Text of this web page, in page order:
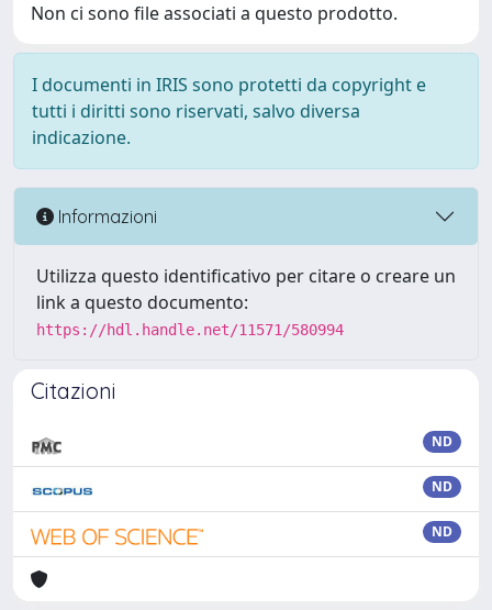
Non ci sono file associati a questo prodotto.
I documenti in IRIS sono protetti da copyright e
tutti i diritti sono riservati, salvo diversa
indicazione.
Informazioni
Utilizza questo identificativo per citare o creare un
link a questo documento:
https://hdl.handle.net/11571/580994
Citazioni
ND
ND
ND